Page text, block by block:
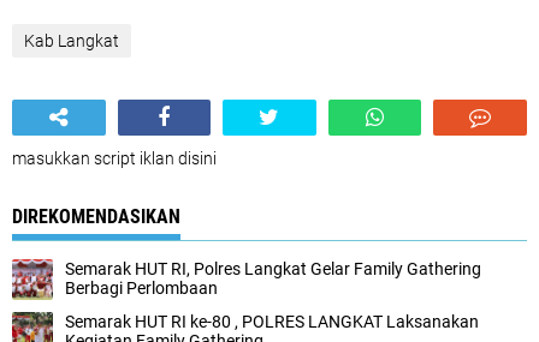
Kab Langkat
masukkan script iklan disini
DIREKOMENDASIKAN
Semarak HUT RI, Polres Langkat Gelar Family Gathering
Berbagi Perlombaan
Semarak HUT RI ke-80 , POLRES LANGKAT Laksanakan